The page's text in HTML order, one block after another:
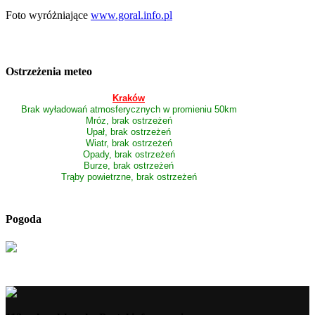
Foto wyróżniające www.goral.info.pl
Ostrzeżenia meteo
Kraków
Brak wyładowań atmosferycznych w promieniu 50km
Mróz, brak ostrzeżeń
Upał, brak ostrzeżeń
Wiatr, brak ostrzeżeń
Opady, brak ostrzeżeń
Burze, brak ostrzeżeń
Trąby powietrzne, brak ostrzeżeń
Pogoda